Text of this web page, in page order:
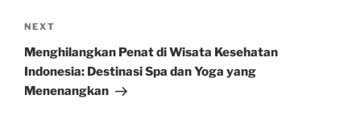
Next
Post
NEXT
Menghilangkan Penat di Wisata Kesehatan
Indonesia: Destinasi Spa dan Yoga yang
Menenangkan